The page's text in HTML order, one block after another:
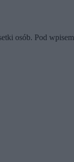
osób. Pod